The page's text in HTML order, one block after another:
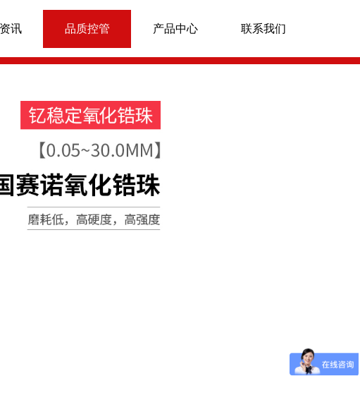
讯 品质控管 产品中心 联系我们